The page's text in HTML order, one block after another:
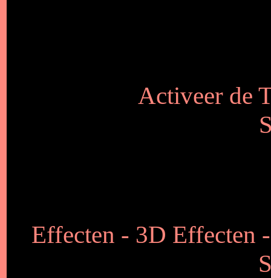
Activeer de
Effecten - 3D Effecten